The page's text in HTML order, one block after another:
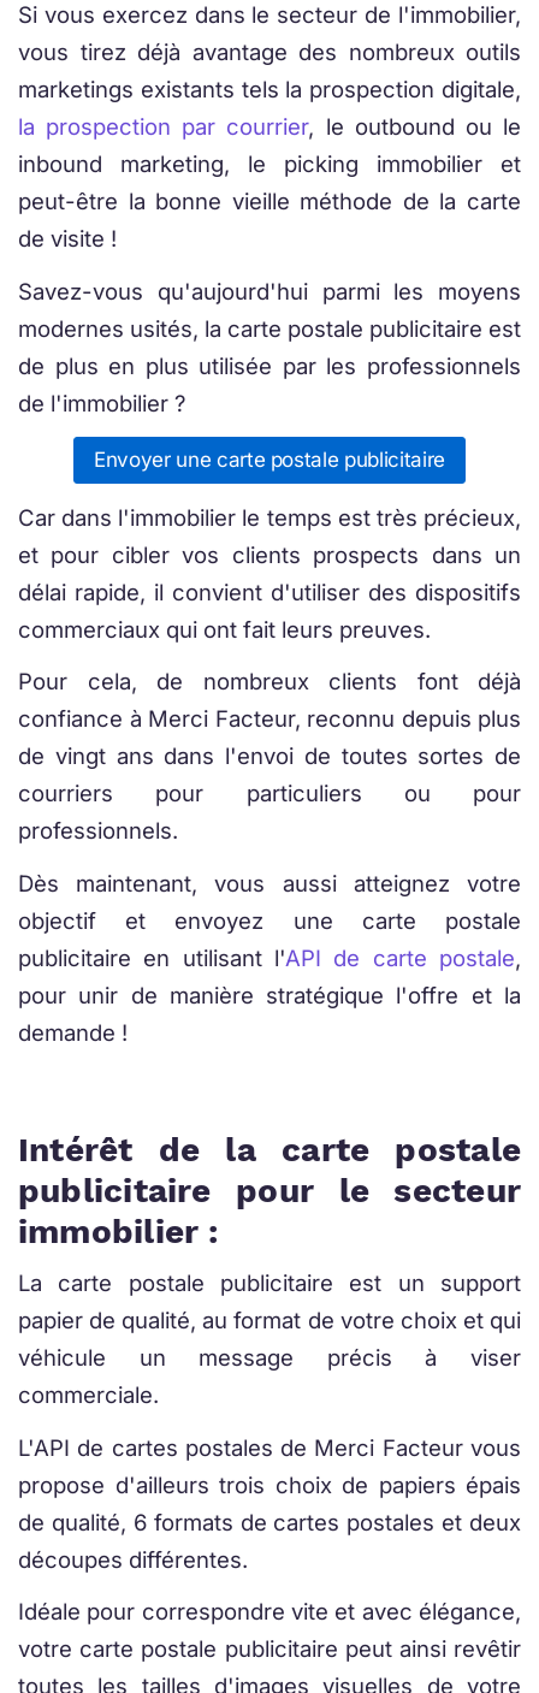
Si vous exercez dans le secteur de l'immobilier,
vous tirez déjà avantage des nombreux outils
marketings existants tels la prospection digitale,
la prospection par courrier, le outbound ou le
inbound marketing, le picking immobilier et
peut-être la bonne vieille méthode de la carte
de visite !
Savez-vous qu'aujourd'hui parmi les moyens
modernes usités, la carte postale publicitaire est
de plus en plus utilisée par les professionnels
de l'immobilier ?
Envoyer une carte postale publicitaire
Car dans l'immobilier le temps est très précieux,
et pour cibler vos clients prospects dans un
délai rapide, il convient d'utiliser des dispositifs
commerciaux qui ont fait leurs preuves.
Pour cela, de nombreux clients font déjà
confiance à Merci Facteur, reconnu depuis plus
de vingt ans dans l'envoi de toutes sortes de
courriers pour particuliers ou pour
professionnels.
Dès maintenant, vous aussi atteignez votre
objectif et envoyez une carte postale
publicitaire en utilisant l'API de carte postale,
pour unir de manière stratégique l'offre et la
demande !
Intérêt de la carte postale
publicitaire pour le secteur
immobilier :
La carte postale publicitaire est un support
papier de qualité, au format de votre choix et qui
véhicule un message précis à viser
commerciale.
L'API de cartes postales de Merci Facteur vous
propose d'ailleurs trois choix de papiers épais
de qualité, 6 formats de cartes postales et deux
découpes différentes.
Idéale pour correspondre vite et avec élégance,
votre carte postale publicitaire peut ainsi revêtir
toutes les tailles d'images visuelles de votre